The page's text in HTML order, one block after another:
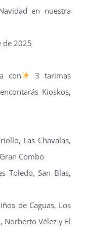
en nuestra
de 2025
con
3 tarimas
Kioskos,
Las Chavalas,
Combo
Toledo, San Blas,
de Caguas, Los
Norberto Vélez y El